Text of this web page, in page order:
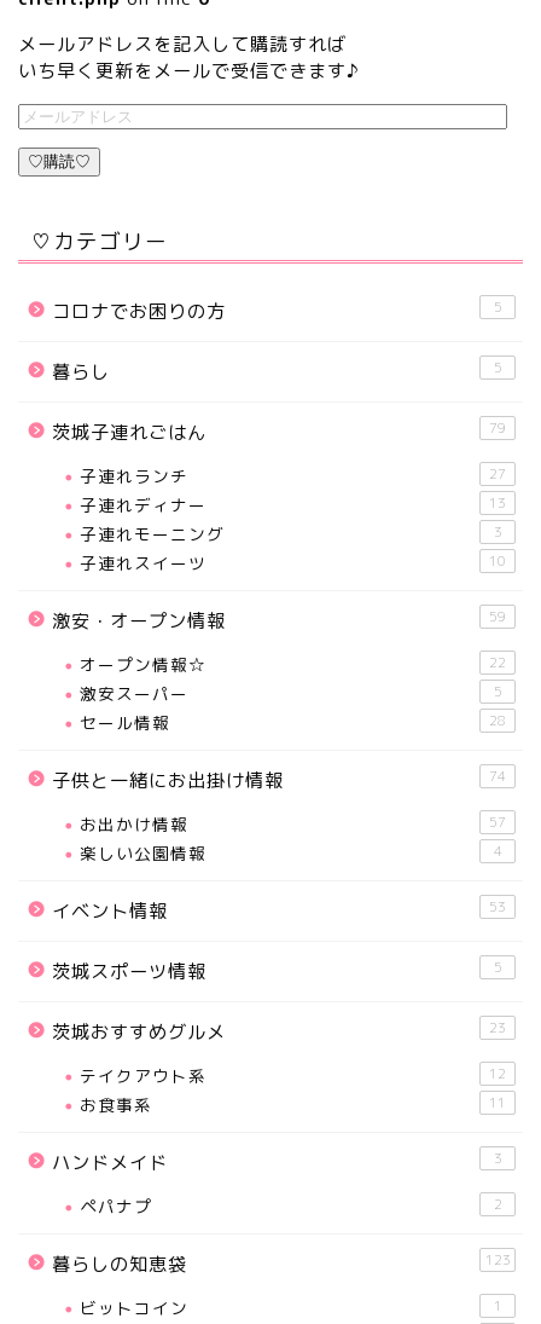
メールアドレスを記入して購読すれば
いち早く更新をメールで受信できます♪
♡購読♡
♡カテゴリー
コロナでお困りの方 5
暮らし 5
茨城子連れごはん 79
子連れランチ 27
子連れディナー 13
子連れモーニング 3
子連れスイーツ 10
激安・オープン情報 59
オープン情報☆ 22
激安スーパー 5
セール情報 28
子供と一緒にお出掛け情報 74
お出かけ情報 57
楽しい公園情報 4
イベント情報 53
茨城スポーツ情報 5
茨城おすすめグルメ 23
テイクアウト系 12
お食事系 11
ハンドメイド 3
ペパナプ 2
暮らしの知恵袋 123
ビットコイン 1